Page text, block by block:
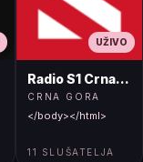
UŽIVO
Radio S1 Crna Gora
CRNA GORA
</body></html>
11 SLUŠATELJA